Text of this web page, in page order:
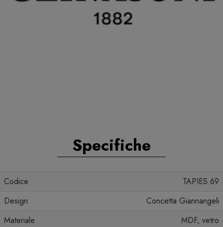
Specifiche
Codice
TAPIES 69
Design
Concetta Giannangeli
Materiale
MDF, vetro